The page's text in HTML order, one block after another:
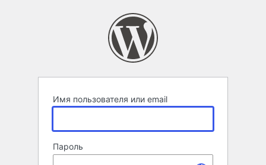
Имя пользователя или email
Пароль